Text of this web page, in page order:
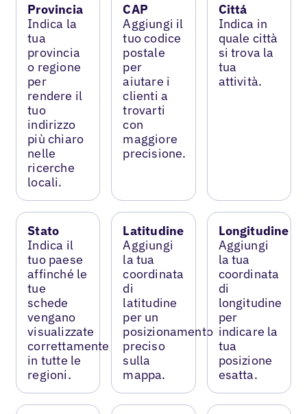
Provincia
Indica la
tua
provincia
o regione
per
rendere il
tuo
indirizzo
più chiaro
nelle
ricerche
locali.
CAP
Aggiungi il
tuo codice
postale
per
aiutare i
clienti a
trovarti
con
maggiore
precisione.
Cittá
Indica in
quale città
si trova la
tua
attività.
Stato
Indica il
tuo paese
affinché le
tue
schede
vengano
visualizzate
correttamente
in tutte le
regioni.
Latitudine
Aggiungi
la tua
coordinata
di
latitudine
per un
posizionamento
preciso
sulla
mappa.
Longitudine
Aggiungi
la tua
coordinata
di
longitudine
per
indicare la
tua
posizione
esatta.